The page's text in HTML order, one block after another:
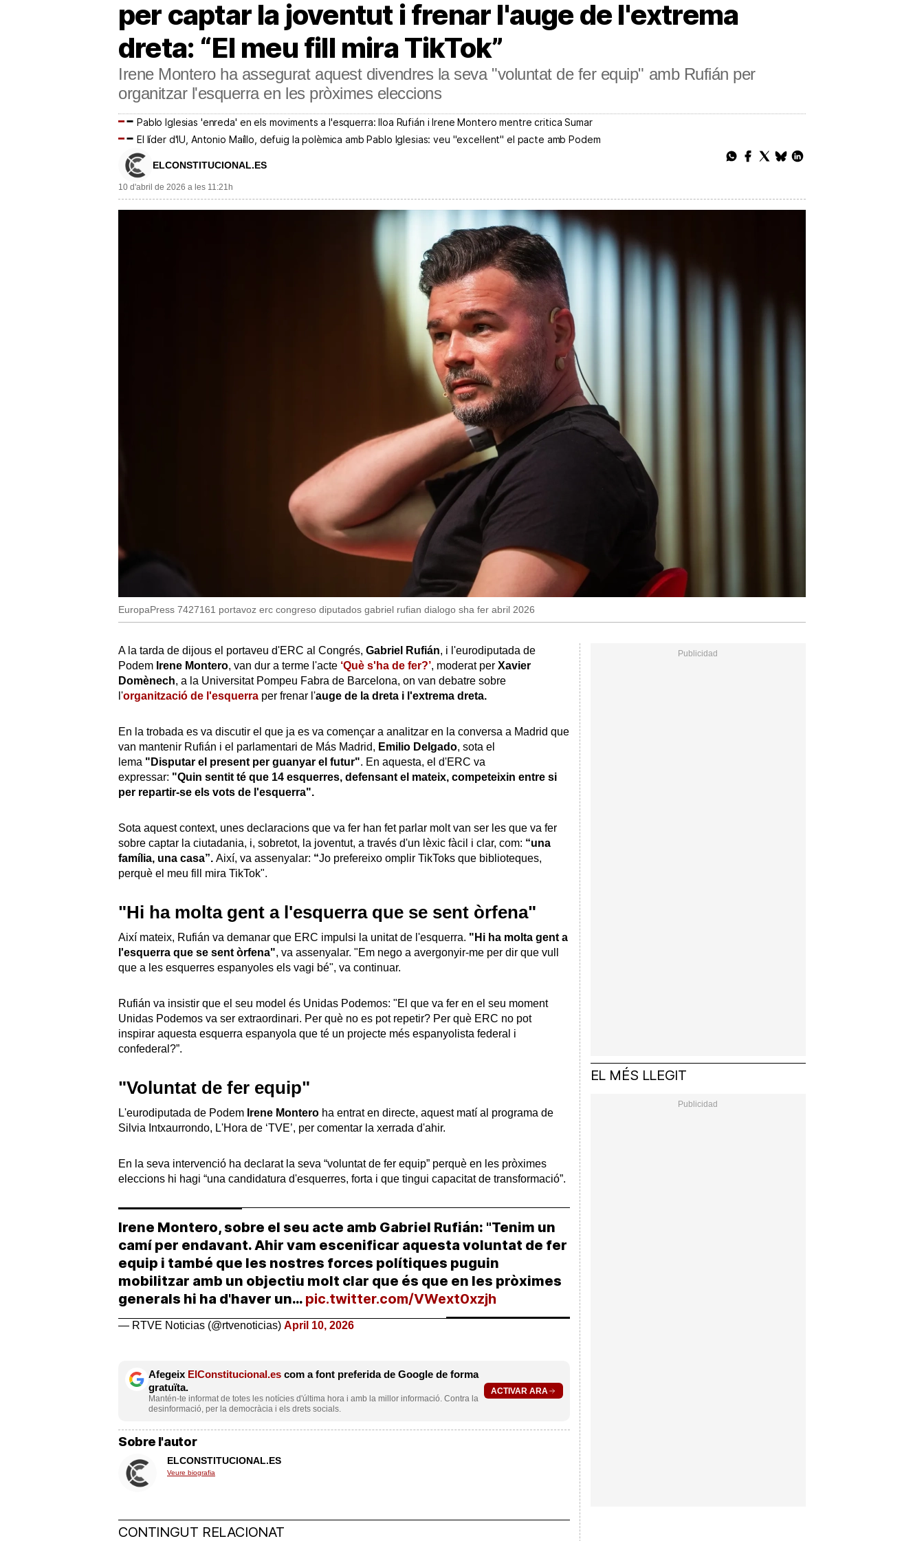
per captar la joventut i frenar l'auge de l'extrema
dreta: “El meu fill mira TikTok”
Irene Montero ha assegurat aquest divendres la seva "voluntat de fer equip" amb Rufián per
organitzar l'esquerra en les pròximes eleccions
Pablo Iglesias 'enreda' en els moviments a l'esquerra: lloa Rufián i Irene Montero mentre critica Sumar
El líder d'IU, Antonio Maíllo, defuig la polèmica amb Pablo Iglesias: veu "excel·lent" el pacte amb Podem
ELCONSTITUCIONAL.ES
10 d'abril de 2026 a les 11:21h
EuropaPress 7427161 portavoz erc congreso diputados gabriel rufian dialogo sha fer abril 2026
A la tarda de dijous el portaveu d'ERC al Congrés, Gabriel Rufián, i l'eurodiputada de
Podem Irene Montero, van dur a terme l'acte ‘Què s'ha de fer?’, moderat per Xavier
Domènech, a la Universitat Pompeu Fabra de Barcelona, on van debatre sobre
l'organització de l'esquerra per frenar l'auge de la dreta i l'extrema dreta.
En la trobada es va discutir el que ja es va començar a analitzar en la conversa a Madrid que
van mantenir Rufián i el parlamentari de Más Madrid, Emilio Delgado, sota el
lema "Disputar el present per guanyar el futur". En aquesta, el d'ERC va
expressar: "Quin sentit té que 14 esquerres, defensant el mateix, competeixin entre si
per repartir-se els vots de l'esquerra".
Sota aquest context, unes declaracions que va fer han fet parlar molt van ser les que va fer
sobre captar la ciutadania, i, sobretot, la joventut, a través d'un lèxic fàcil i clar, com: “una
família, una casa”. Així, va assenyalar: “Jo prefereixo omplir TikToks que biblioteques,
perquè el meu fill mira TikTok".
"Hi ha molta gent a l'esquerra que se sent òrfena"
Així mateix, Rufián va demanar que ERC impulsi la unitat de l'esquerra. "Hi ha molta gent a
l'esquerra que se sent òrfena", va assenyalar. "Em nego a avergonyir-me per dir que vull
que a les esquerres espanyoles els vagi bé", va continuar.
Rufián va insistir que el seu model és Unidas Podemos: "El que va fer en el seu moment
Unidas Podemos va ser extraordinari. Per què no es pot repetir? Per què ERC no pot
inspirar aquesta esquerra espanyola que té un projecte més espanyolista federal i
confederal?”.
"Voluntat de fer equip"
L'eurodiputada de Podem Irene Montero ha entrat en directe, aquest matí al programa de
Silvia Intxaurrondo, L'Hora de ‘TVE’, per comentar la xerrada d'ahir.
En la seva intervenció ha declarat la seva “voluntat de fer equip” perquè en les pròximes
eleccions hi hagi “una candidatura d'esquerres, forta i que tingui capacitat de transformació”.
Irene Montero, sobre el seu acte amb Gabriel Rufián: "Tenim un
camí per endavant. Ahir vam escenificar aquesta voluntat de fer
equip i també que les nostres forces polítiques puguin
mobilitzar amb un objectiu molt clar que és que en les pròximes
generals hi ha d'haver un… pic.twitter.com/VWext0xzjh
— RTVE Noticias (@rtvenoticias) April 10, 2026
Afegeix ElConstitucional.es com a font preferida de Google de forma
gratuïta.
Mantén-te informat de totes les notícies d'última hora i amb la millor informació. Contra la
desinformació, per la democràcia i els drets socials.
ACTIVAR ARA
Sobre l'autor
ELCONSTITUCIONAL.ES
Veure biografia
CONTINGUT RELACIONAT
EL MÉS LLEGIT